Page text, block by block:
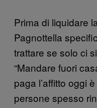
Prima di liquidare
Pagnottella
trattare se solo ci
“Mandare fuori
paga l’affitto oggi
persone spesso